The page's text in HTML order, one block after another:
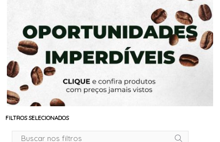
FILTROS SELECIONADOS